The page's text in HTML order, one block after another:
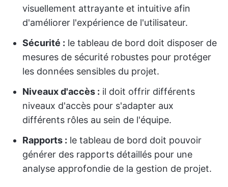
visuellement attrayante et intuitive afin
d'améliorer l'expérience de l'utilisateur.
Sécurité : le tableau de bord doit disposer de
mesures de sécurité robustes pour protéger
les données sensibles du projet.
Niveaux d'accès : il doit offrir différents
niveaux d'accès pour s'adapter aux
différents rôles au sein de l'équipe.
Rapports : le tableau de bord doit pouvoir
générer des rapports détaillés pour une
analyse approfondie de la gestion de projet.